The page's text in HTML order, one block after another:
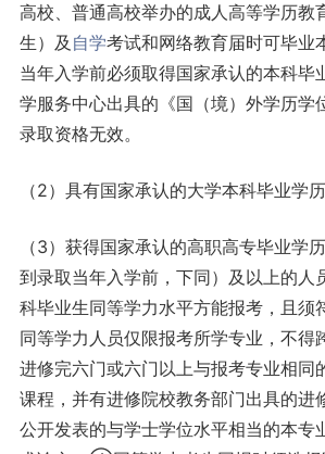
高校、普通高校举办的成人高等学历教
生）及 自学考试和网络教育届时可毕业
当年入学前必须取得国家承认的本科毕
学服务中心出具的《国（境）外学历学
录取资格无效。
（2）具有国家承认的大学本科毕业学历
（3）获得国家承认的高职高专毕业学
到录取当年入学前，下同）及以上的人
科毕业生同等学力水平方能报考，且
同等学力人员仅限报考所学专业，不
进修完六门或六门以上与报考专业相同
课程，并有进修院校教务部门出具的
公开发表的与学士学位水平相当的本专